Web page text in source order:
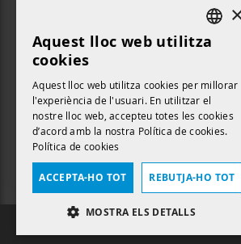
Política de privacitat i
Validació
Enviar
DEFAULT LANGUAGE
Aquest lloc web utilitza
cookies
Aquest lloc web utilitza cookies per millorar
l'experiència de l'usuari. En utilitzar el
nostre lloc web, accepteu totes les cookies
d’acord amb la nostra Política de cookies.
Política de cookies
ACCEPTA-HO TOT REBUTJA-HO TOT
MOSTRA ELS DETALLS